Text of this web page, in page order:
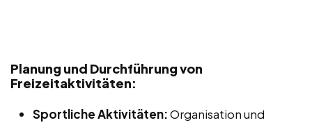
Planung und Durchführung von
Freizeitaktivitäten:
Sportliche Aktivitäten:Organisation und